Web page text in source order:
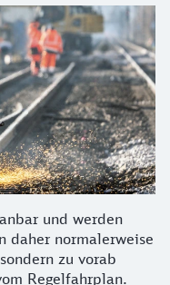
und werden
daher normalerweise
zu vorab
Regelfahrplan.